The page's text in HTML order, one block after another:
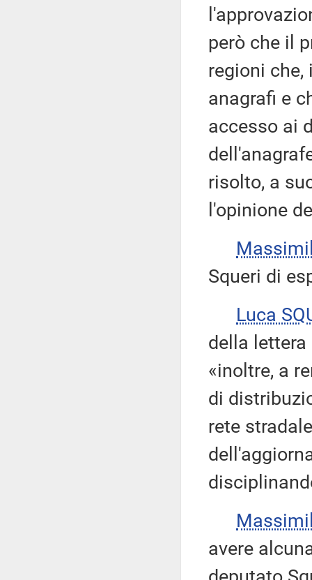
però che il
regioni che,
anagrafi e
accesso ai
risolto, a
l'opinione
Squeri di
Luca
della lettera
«inoltre, a
di
rete
avere